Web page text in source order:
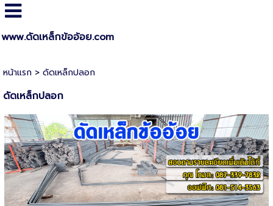
www.ดัดเหล็กข้ออ้อย.com
หน้าแรก> ดัดเหล็กปลอก
ดัดเหล็กปลอก